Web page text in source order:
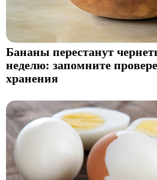
Бананы перестанут
неделю: запомните
хранения